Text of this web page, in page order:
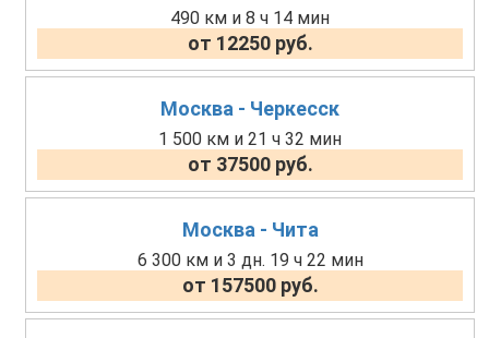
490 км и 8 ч 14 мин
от 12250 руб.
Москва - Черкесск
1 500 км и 21 ч 32 мин
от 37500 руб.
Москва - Чита
6 300 км и 3 дн. 19 ч 22 мин
от 157500 руб.